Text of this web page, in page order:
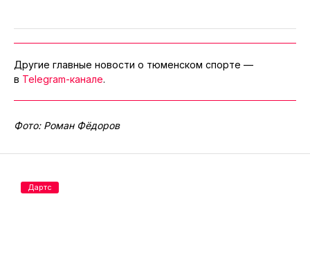
Другие главные новости о тюменском спорте —
в Telegram-канале.
Фото: Роман Фёдоров
Дартс